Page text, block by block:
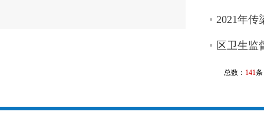
2021年传
区卫生监
总数： 141